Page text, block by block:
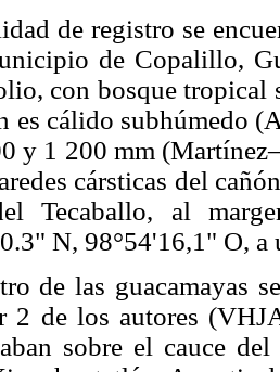
de registro se
de Copalillo,
con bosque tropical
es cálido subhúmedo
y 1 200 mm
cársticas del
Tecaballo, al
N, 98°54'16,1" O,
de las guacamayas
2 de los autores
sobre el cauce